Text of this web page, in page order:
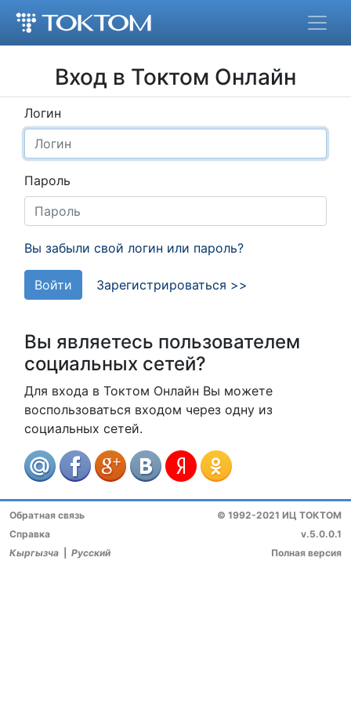
Вход в Токтом Онлайн
Логин
Пароль
Вы забыли свой логин или пароль?
Войти Зарегистрироваться >>
Вы являетесь пользователем
социальных сетей?
Для входа в Токтом Онлайн Вы можете
воспользоваться входом через одну из
социальных сетей.
© 1992-2021 ИЦ ТОКТОМ
v.5.0.0.1
Полная версия
Обратная связь
Справка
Кыргызча
Русский